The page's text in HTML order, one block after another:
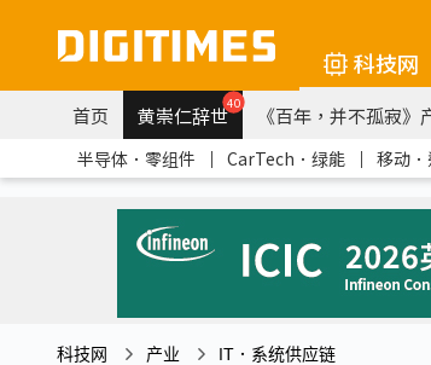
科技网
首页 黄崇仁辞世40 《百年，并不孤寂》
半导体．零组件 ｜ CarTech．绿能 ｜ 移动
科技网 产业 IT．系统供应链